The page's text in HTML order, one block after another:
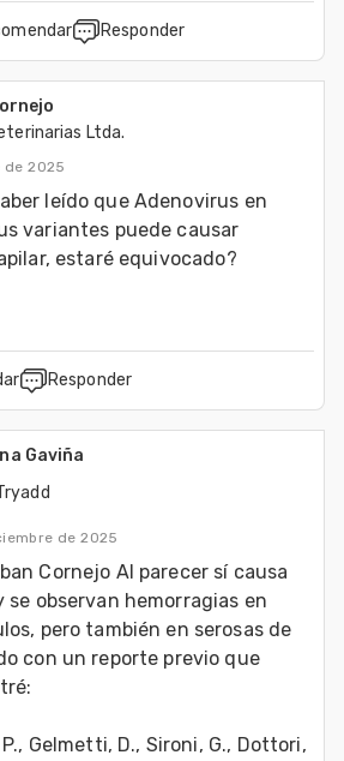
Responder
Ltda.
2025
leído que Adenovirus en
variantes puede causar
estaré equivocado?
Responder
Gaviña
de 2025
Cornejo Al parecer sí causa
se observan hemorragias en
pero también en serosas de
con un reporte previo que
P., Gelmetti, D., Sironi, G., Dottori,